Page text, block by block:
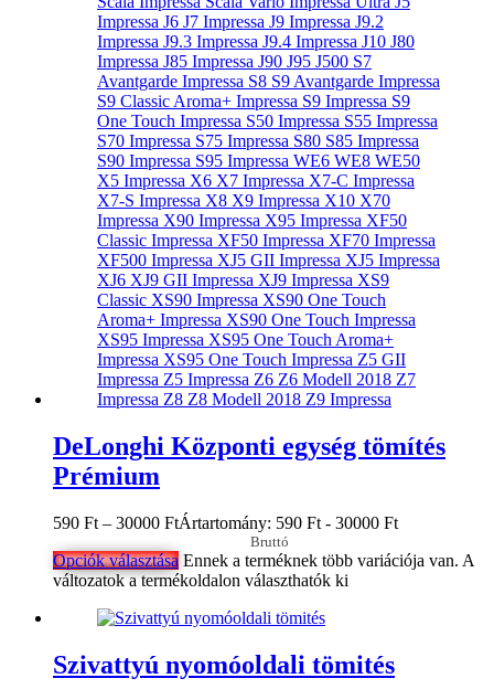
DeLonghi Központi egység tömítés
Prémium
590 Ft – 30000 FtÁrtartomány: 590 Ft - 30000 Ft
Bruttó
Opciók választása Ennek a terméknek több variációja van. A
változatok a termékoldalon választhatók ki
Szivattyú nyomóoldali tömités